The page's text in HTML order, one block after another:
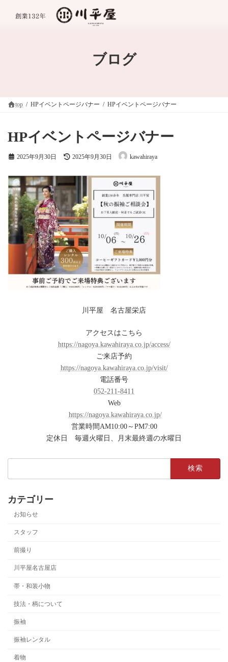
ブログ
top HPイベントページバナー HPイベントページバナー
HPイベントページバナー
2025年9月30日
最
日
:
2025年9月30日 kawahiraya
川平屋 名古屋栄店
アクセスはこちら
https://nagoya.kawahiraya.co.jp/access/
ご来店予約
https://nagoya.kawahiraya.co.jp/visit/
電話番号
052-211-8411
Web
https://nagoya.kawahiraya.co.jp/
営業時間AM10:00～PM7:00
定休日 毎週火曜日、月末最終週の水曜日
カテゴリー
お知らせ
スタッフ
前撮り
川平屋名古屋店
帯・和装小物
技法・柄について
振袖
振袖レンタル
着物